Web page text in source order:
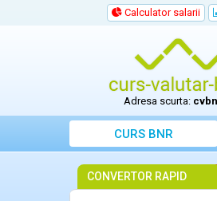
Calculator salarii
Adresa scurta:
CURS BNR
CONVERTOR RAPID